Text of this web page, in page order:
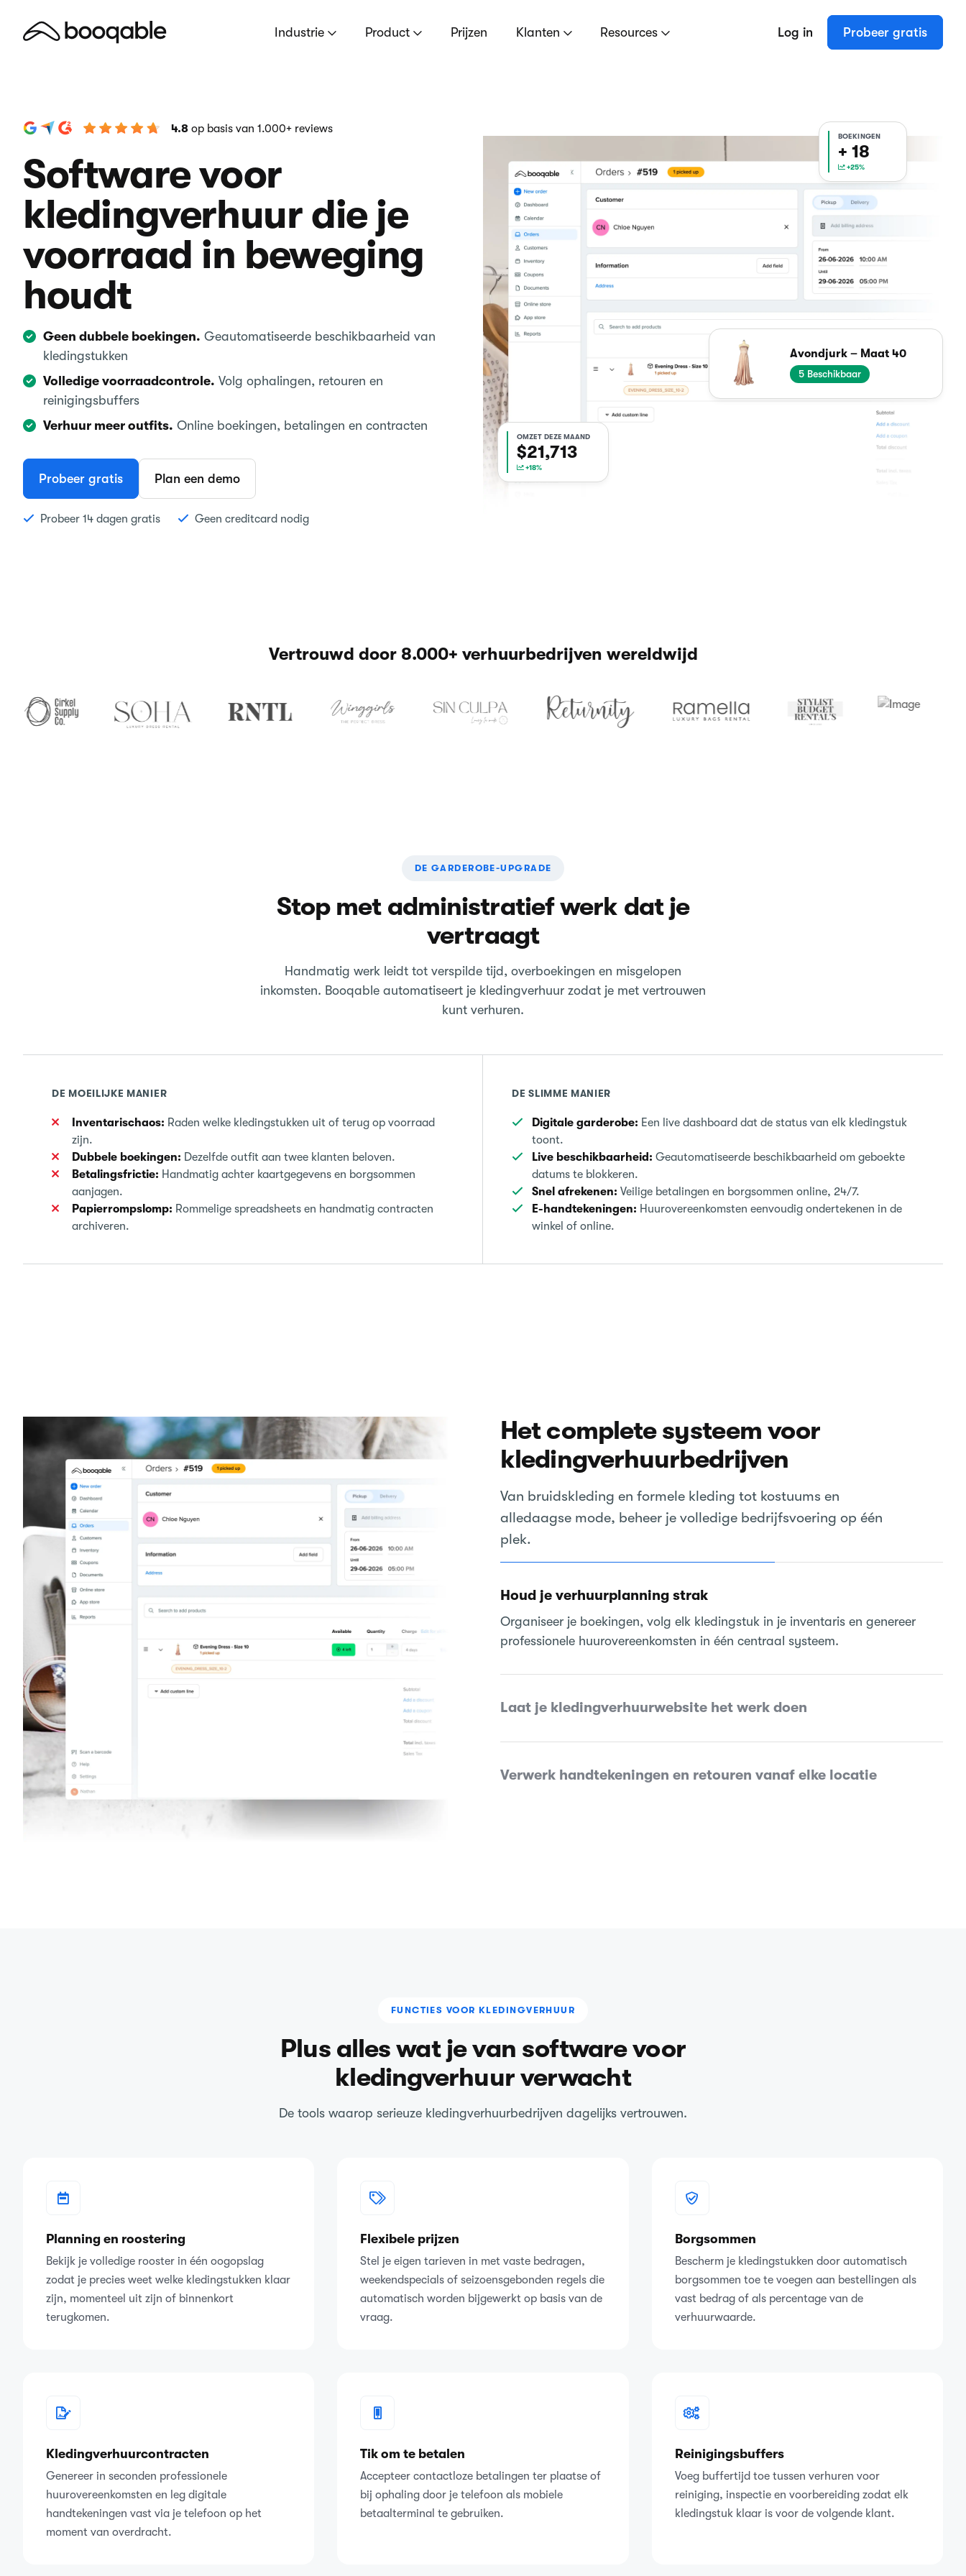
Industrie Product Prijzen Klanten Resources Log in Probeer gratis
4.8 op basis van 1.000+ reviews
Software voor
kledingverhuur die je
voorraad in beweging
houdt
Geen dubbele boekingen. Geautomatiseerde beschikbaarheid van
kledingstukken
Volledige voorraadcontrole. Volg ophalingen, retouren en
reinigingsbuffers
Verhuur meer outfits. Online boekingen, betalingen en contracten
Probeer gratis Plan een demo
Probeer 14 dagen gratis Geen creditcard nodig
BOEKINGEN
+ 19
+25%
Avondjurk – Maat 40
2 Beschikbaar
OMZET DEZE MAAND
$22,040
+18%
Vertrouwd door 8.000+ verhuurbedrijven wereldwijd
DE GARDEROBE-UPGRADE
Stop met administratief werk dat je
vertraagt
Handmatig werk leidt tot verspilde tijd, overboekingen en misgelopen
inkomsten. Booqable automatiseert je kledingverhuur zodat je met vertrouwen
kunt verhuren.
DE MOEILIJKE MANIER
Inventarischaos: Raden welke kledingstukken uit of terug op voorraad
zijn.
Dubbele boekingen: Dezelfde outfit aan twee klanten beloven.
Betalingsfrictie: Handmatig achter kaartgegevens en borgsommen
aanjagen.
Papierrompslomp: Rommelige spreadsheets en handmatig contracten
archiveren.
DE SLIMME MANIER
Digitale garderobe: Een live dashboard dat de status van elk kledingstuk
toont.
Live beschikbaarheid: Geautomatiseerde beschikbaarheid om geboekte
datums te blokkeren.
Snel afrekenen: Veilige betalingen en borgsommen online, 24/7.
E-handtekeningen: Huurovereenkomsten eenvoudig ondertekenen in de
winkel of online.
Het complete systeem voor
kledingverhuurbedrijven
Van bruidskleding en formele kleding tot kostuums en
alledaagse mode, beheer je volledige bedrijfsvoering op één
plek.
Houd je verhuurplanning strak
Organiseer je boekingen, volg elk kledingstuk in je inventaris en genereer
professionele huurovereenkomsten in één centraal systeem.
Laat je kledingverhuurwebsite het werk doen
Verwerk handtekeningen en retouren vanaf elke locatie
FUNCTIES VOOR KLEDINGVERHUUR
Plus alles wat je van software voor
kledingverhuur verwacht
De tools waarop serieuze kledingverhuurbedrijven dagelijks vertrouwen.
Planning en roostering
Bekijk je volledige rooster in één oogopslag
zodat je precies weet welke kledingstukken klaar
zijn, momenteel uit zijn of binnenkort
terugkomen.
Flexibele prijzen
Stel je eigen tarieven in met vaste bedragen,
weekendspecials of seizoensgebonden regels die
automatisch worden bijgewerkt op basis van de
vraag.
Borgsommen
Bescherm je kledingstukken door automatisch
borgsommen toe te voegen aan bestellingen als
vast bedrag of als percentage van de
verhuurwaarde.
Kledingverhuurcontracten
Genereer in seconden professionele
huurovereenkomsten en leg digitale
handtekeningen vast via je telefoon op het
moment van overdracht.
Tik om te betalen
Accepteer contactloze betalingen ter plaatse of
bij ophaling door je telefoon als mobiele
betaalterminal te gebruiken.
Reinigingsbuffers
Voeg buffertijd toe tussen verhuren voor
reiniging, inspectie en voorbereiding zodat elk
kledingstuk klaar is voor de volgende klant.